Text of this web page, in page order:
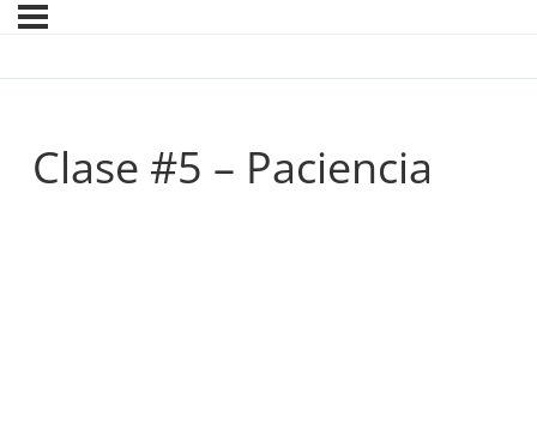
Clase #5 – Paciencia